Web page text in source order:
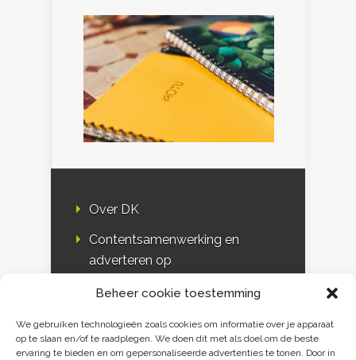
Beheer cookie toestemming
We gebruiken technologieën zoals cookies om informatie over je apparaat
op te slaan en/of te raadplegen. We doen dit met als doel om de beste
ervaring te bieden en om gepersonaliseerde advertenties te tonen. Door in
Over DK
Contentsamenwerking en
adverteren op
DK & media